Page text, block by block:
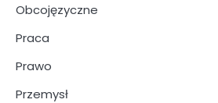
Obcojęzyczne
Praca
Prawo
Przemysł